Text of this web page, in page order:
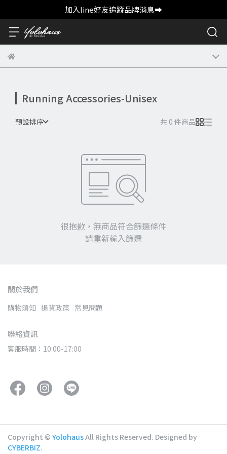
加入line好友追蹤品牌消息➡️
Running Accessories-Unisex
預設排序 共 0 件商品
很抱歉，無商品符合篩選條件
請重新輸入篩選
關於我們
購物須知 退貨政策 常見問題
聯絡資訊
客服時間：10:00-17:00
Copyright © YolohausAll Rights Reserved. Designed by
CYBERBIZ.